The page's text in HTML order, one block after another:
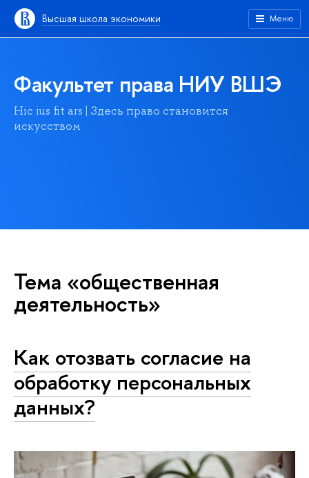
Высшая школа экономики Меню
Факультет права НИУ ВШЭ
Hic ius fit ars | Здесь право становится
искусством
Тема «общественная
деятельность»
Как отозвать согласие на
обработку персональных
данных?